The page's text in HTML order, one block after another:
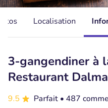
Localisation
3-gangendiner à
Restaurant
9.5 Parfait • 487